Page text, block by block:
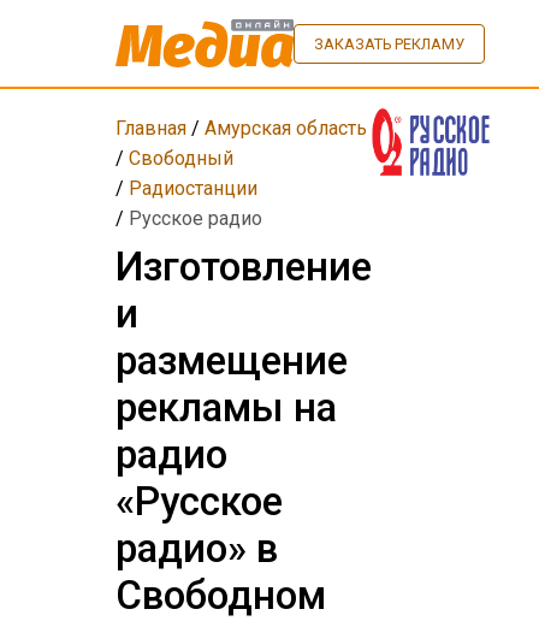
ЗАКАЗАТЬ РЕКЛАМУ
Главная /Амурская область
/Свободный
/ Радиостанции
/ Русское радио
Изготовление
и
размещение
рекламы на
радио
«Русское
радио» в
Свободном